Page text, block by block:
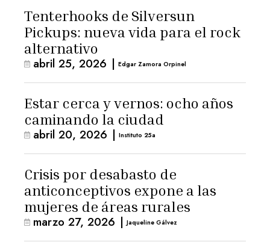
Tenterhooks de Silversun
Pickups: nueva vida para el rock
alternativo
abril 25, 2026 | Edgar Zamora Orpinel
Estar cerca y vernos: ocho años
caminando la ciudad
abril 20, 2026 | Instituto 25a
Crisis por desabasto de
anticonceptivos expone a las
mujeres de áreas rurales
marzo 27, 2026 | Jaqueline Gálvez